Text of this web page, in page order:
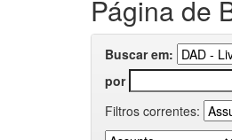
Página de
Buscar em:
por
Filtros correntes: